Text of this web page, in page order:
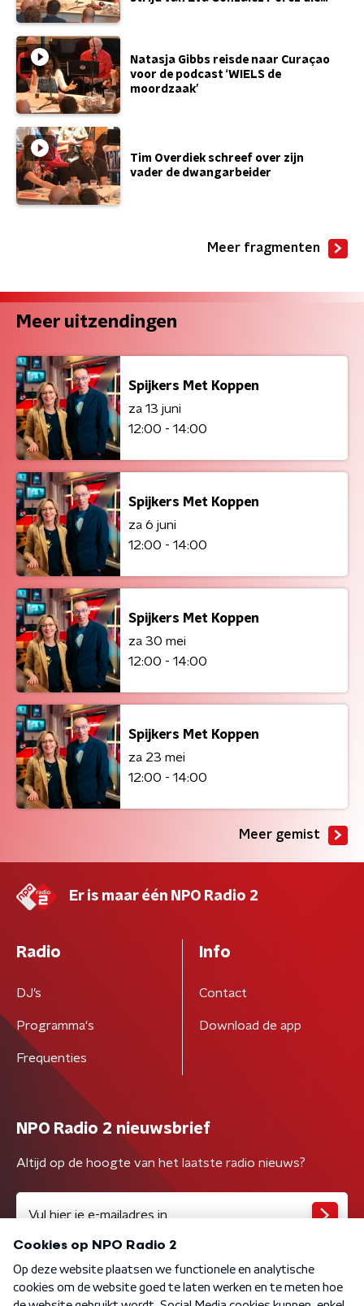
Natasja Gibbs reisde naar Curaçao
voor de podcast ‘WIELS de
moordzaak’
Tim Overdiek schreef over zijn
vader de dwangarbeider
Meer fragmenten
Meer uitzendingen
Spijkers Met Koppen
za 13 juni
12:00 - 14:00
Spijkers Met Koppen
za 6 juni
12:00 - 14:00
Spijkers Met Koppen
za 30 mei
12:00 - 14:00
Spijkers Met Koppen
za 23 mei
12:00 - 14:00
Meer gemist
Er is maar één NPO Radio 2
Radio
DJ’s
Programma's
Frequenties
Info
Contact
Download de app
NPO Radio 2 nieuwsbrief
Altijd op de hoogte van het laatste radio nieuws?